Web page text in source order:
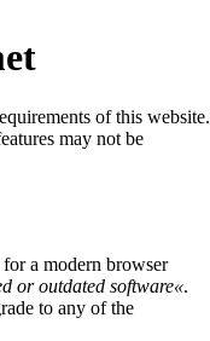
of this website.
may not be
for a modern browser
or outdated software«.
to any of the